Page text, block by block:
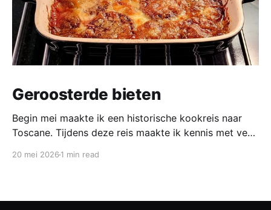
Geroosterde bieten
Begin mei maakte ik een historische kookreis naar
Toscane. Tijdens deze reis maakte ik kennis met veel
20 mei 2026 1 min read